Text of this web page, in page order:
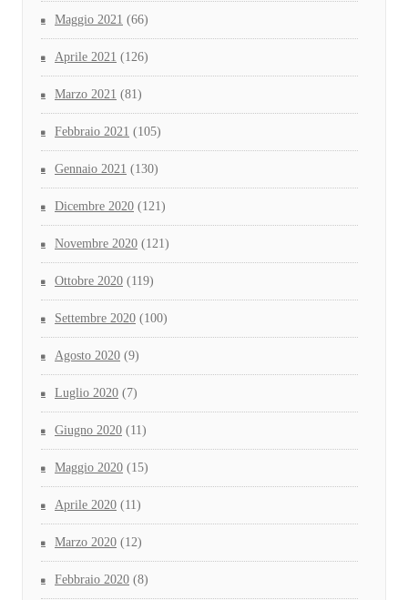
Maggio 2021 (66)
Aprile 2021 (126)
Marzo 2021 (81)
Febbraio 2021 (105)
Gennaio 2021 (130)
Dicembre 2020 (121)
Novembre 2020 (121)
Ottobre 2020 (119)
Settembre 2020 (100)
Agosto 2020 (9)
Luglio 2020 (7)
Giugno 2020 (11)
Maggio 2020 (15)
Aprile 2020 (11)
Marzo 2020 (12)
Febbraio 2020 (8)